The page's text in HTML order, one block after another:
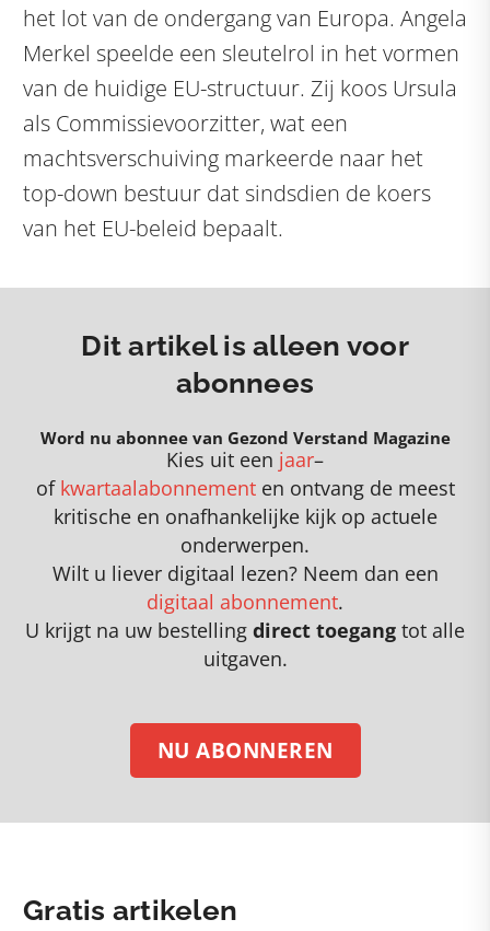
het lot van de ondergang van Europa. Angela
Merkel speelde een sleutelrol in het vormen
van de huidige EU-structuur. Zij koos Ursula
als Commissievoorzitter, wat een
machtsverschuiving markeerde naar het
top-down bestuur dat sindsdien de koers
van het EU-beleid bepaalt.
Dit artikel is alleen voor
abonnees
Word nu abonnee van Gezond Verstand Magazine
Kies uit een jaar–
of kwartaalabonnementen ontvang de meest
kritische en onafhankelijke kijk op actuele
onderwerpen.
Wilt u liever digitaal lezen? Neem dan een
digitaal abonnement.
U krijgt na uw bestelling direct toegang tot alle
uitgaven.
NU ABONNEREN
Gratis artikelen